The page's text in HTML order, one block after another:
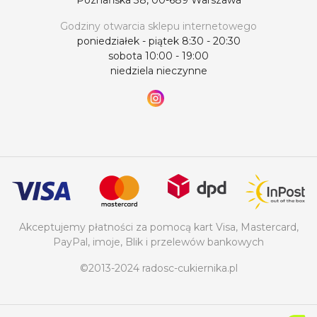
Godziny otwarcia sklepu internetowego
poniedziałek - piątek 8:30 - 20:30
sobota 10:00 - 19:00
niedziela nieczynne
Akceptujemy płatności za pomocą kart Visa, Mastercard,
PayPal, imoje, Blik i przelewów bankowych
©2013-2024 radosc-cukiernika.pl